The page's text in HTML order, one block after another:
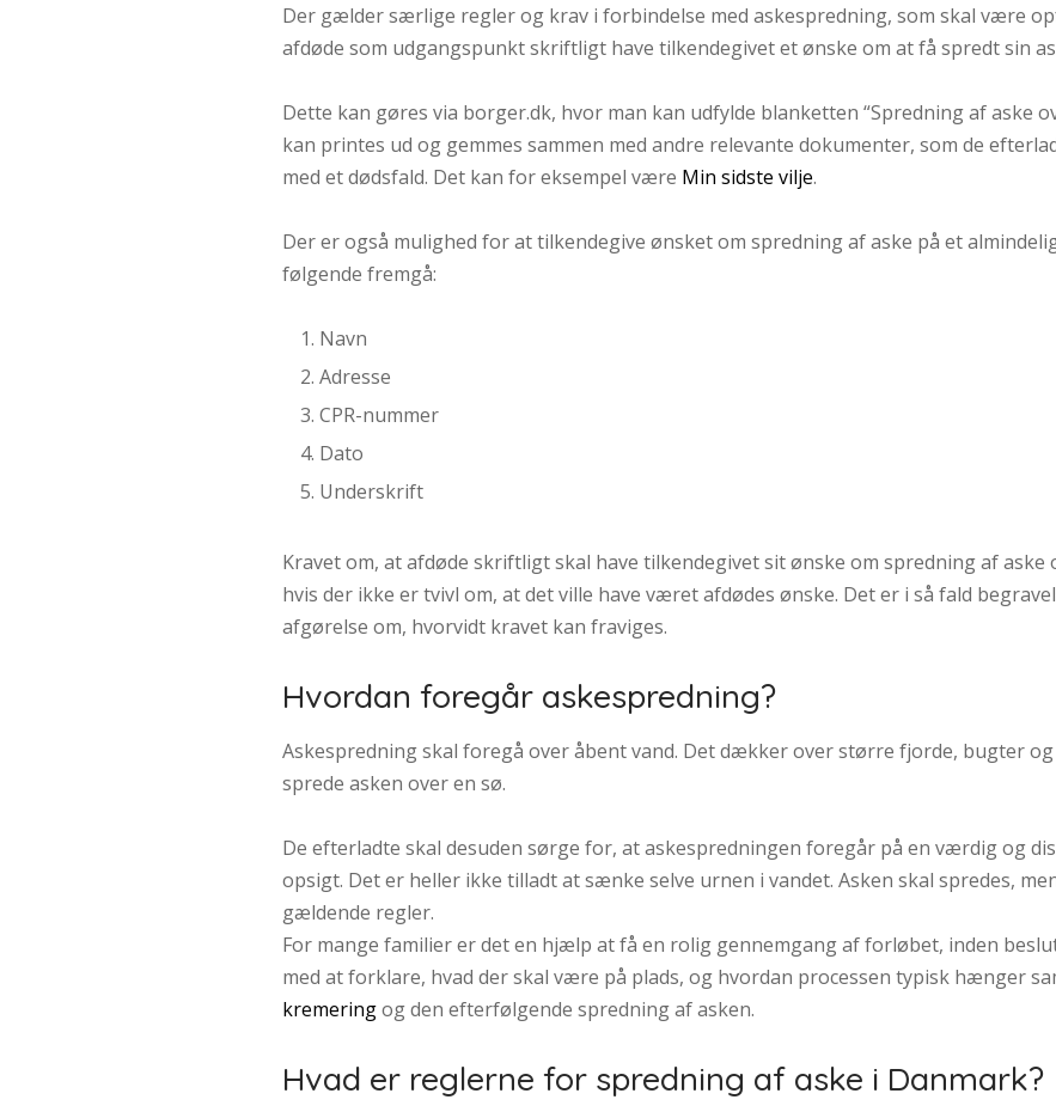
Der gælder særlige regler og krav i forbindelse med askespredning, som skal være
afdøde som udgangspunkt skriftligt have tilkendegivet et ønske om at få spredt sin
Dette kan gøres via borger.dk, hvor man kan udfylde blanketten “Spredning af aske
kan printes ud og gemmes sammen med andre relevante dokumenter, som de
med et dødsfald. Det kan for eksempel være Min sidste vilje.
Der er også mulighed for at tilkendegive ønsket om spredning af aske på et
følgende fremgå:
Navn
​Adresse
​CPR-nummer
​Dato
​Underskrift
Kravet om, at afdøde skriftligt skal have tilkendegivet sit ønske om spredning af aske
hvis der ikke er tvivl om, at det ville have været afdødes ønske. Det er i så fald
afgørelse om, hvorvidt kravet kan fraviges.
Hvordan foregår askespredning?
Askespredning skal foregå over åbent vand. Det dækker over større fjorde, bugter
sprede asken over en sø.
De efterladte skal desuden sørge for, at askespredningen foregår på en værdig og
opsigt. Det er heller ikke tilladt at sænke selve urnen i vandet. Asken skal spredes,
gældende regler.
For mange familier er det en hjælp at få en rolig gennemgang af forløbet, inden
med at forklare, hvad der skal være på plads, og hvordan processen typisk hænger
kremeringog den efterfølgende spredning af asken.
Hvad er reglerne for spredning af aske i Danmark?